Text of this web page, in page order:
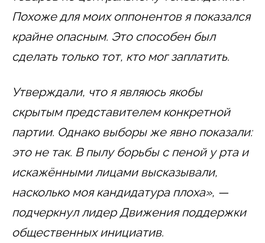
Похоже для моих оппонентов я показался
крайне опасным. Это способен был
сделать только тот, кто мог заплатить.
Утверждали, что я являюсь якобы
скрытым представителем конкретной
партии. Однако выборы же явно показали:
это не так. В пылу борьбы с пеной у рта и
искажёнными лицами высказывали,
насколько моя кандидатура плоха», —
подчеркнул лидер Движения поддержки
общественных инициатив.